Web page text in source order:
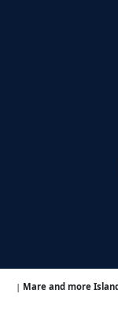
| Mare and more